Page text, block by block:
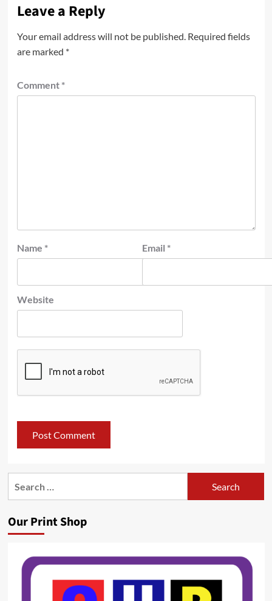
Leave a Reply
Your email address will not be published. Required fields
are marked *
Comment *
Name * Email *
Website
Our Print Shop